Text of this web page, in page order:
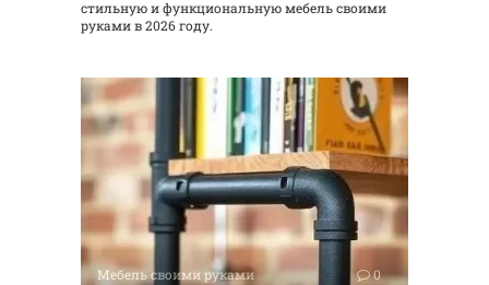
стильную и функциональную мебель своими
руками в 2026 году.
Мебель своими руками 0